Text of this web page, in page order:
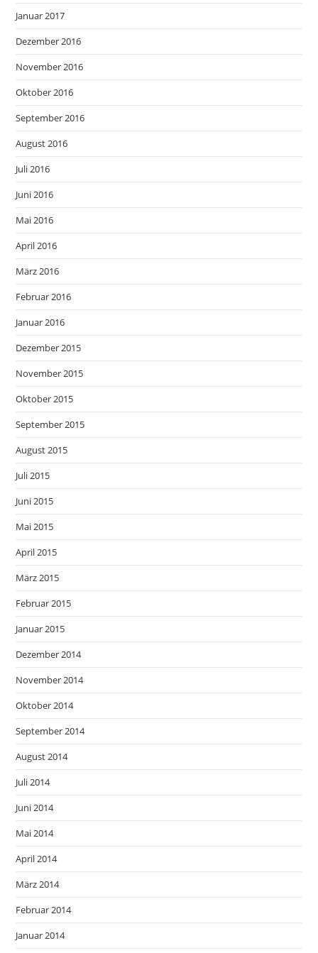
Januar 2017
Dezember 2016
November 2016
Oktober 2016
September 2016
August 2016
Juli 2016
Juni 2016
Mai 2016
April 2016
März 2016
Februar 2016
Januar 2016
Dezember 2015
November 2015
Oktober 2015
September 2015
August 2015
Juli 2015
Juni 2015
Mai 2015
April 2015
März 2015
Februar 2015
Januar 2015
Dezember 2014
November 2014
Oktober 2014
September 2014
August 2014
Juli 2014
Juni 2014
Mai 2014
April 2014
März 2014
Februar 2014
Januar 2014